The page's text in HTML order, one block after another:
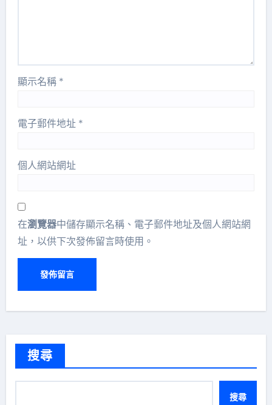
顯示名稱 *
電子郵件地址 *
個人網站網址
在瀏覽器中儲存顯示名稱、電子郵件地址及個人網站網
址，以供下次發佈留言時使用。
搜尋
搜尋